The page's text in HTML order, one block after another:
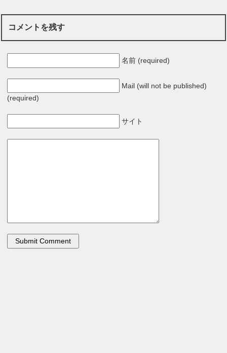
コメントを残す
名前 (required)
Mail (will not be published)
(required)
サイト